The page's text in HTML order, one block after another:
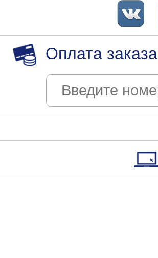
Оплата заказа